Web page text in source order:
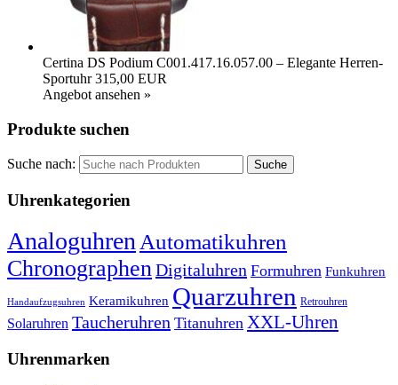
Certina DS Podium C001.417.16.057.00 – Elegante Herren-
Sportuhr 315,00 EUR
Angebot ansehen »
Produkte suchen
Suche nach:
Uhrenkategorien
Analoguhren Automatikuhren
Chronographen Digitaluhren Formuhren Funkuhren
Handaufzugsuhren Keramikuhren Quarzuhren Retrouhren
Solaruhren Taucheruhren Titanuhren XXL-Uhren
Uhrenmarken